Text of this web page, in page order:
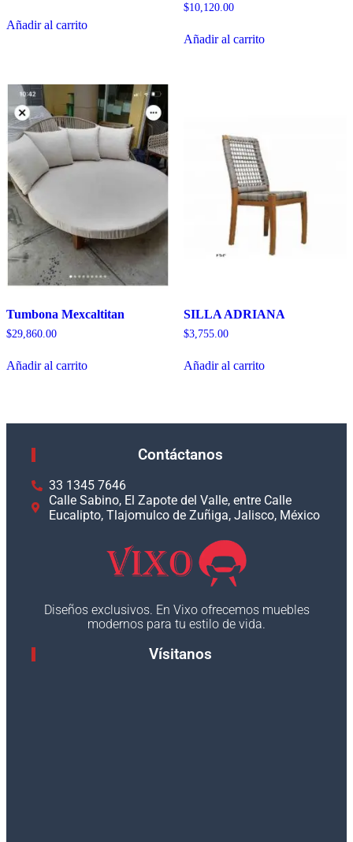
Añadir al carrito
$10,120.00
Añadir al carrito
Tumbona Mexcaltitan
$29,860.00
Añadir al carrito
SILLA ADRIANA
$3,755.00
Añadir al carrito
Contáctanos
33 1345 7646
Calle Sabino, El Zapote del Valle, entre Calle
Eucalipto, Tlajomulco de Zuñiga, Jalisco, México
Diseños exclusivos. En Vixo ofrecemos muebles
modernos para tu estilo de vida.
Vísitanos